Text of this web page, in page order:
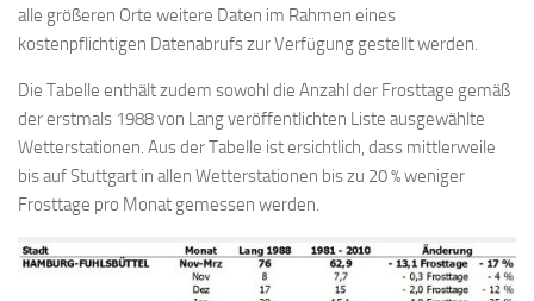
alle größeren Orte weitere Daten im Rahmen eines
kostenpflichtigen Datenabrufs zur Verfügung gestellt werden.
Die Tabelle enthält zudem sowohl die Anzahl der Frosttage gemäß
der erstmals 1988 von Lang veröffentlichten Liste ausgewählte
Wetterstationen. Aus der Tabelle ist ersichtlich, dass mittlerweile
bis auf Stuttgart in allen Wetterstationen bis zu 20 % weniger
Frosttage pro Monat gemessen werden.